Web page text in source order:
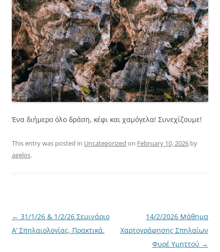
Ένα διήμερο όλο δράση, κέφι και χαμόγελα! Συνεχίζουμε!
This entry was posted in Uncategorized on February 10, 2026 by
agelos.
Post
navigation
← 31/1/26 & 1/2/26 Σεμινάριο
Α’ Σπηλαιολογίας, Πρακτικά.
14/2/2026 Μάθημα
Χαρτογράφησης Σπηλαίων
Φυρέ Υμηττού →